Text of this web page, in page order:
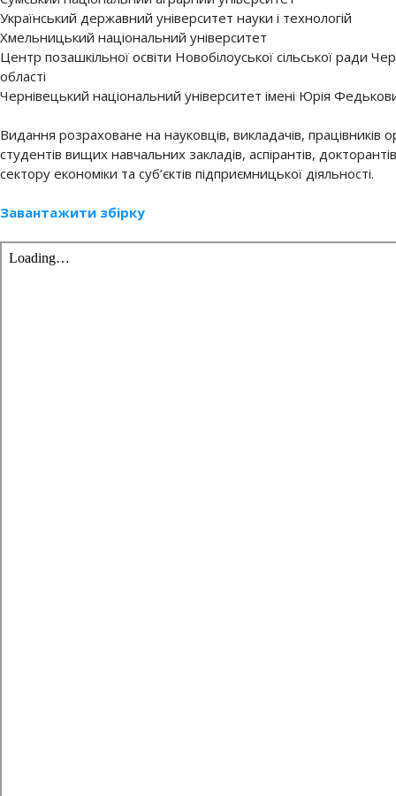
Український державний університет науки і технологій
Хмельницький національний університет
Центр позашкільної освіти Новобілоуської сільської ради
області
Чернівецький національний університет імені Юрія
Видання розраховане на науковців, викладачів, працівників
студентів вищих навчальних закладів, аспірантів,
сектору економіки та суб’єктів підприємницької діяльності.
Завантажити збірку